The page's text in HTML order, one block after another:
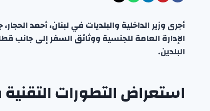
أجرى وزير الداخلية والبلديات في لبنان، أحمد
الإدارة العامة للجنسية ووثائق السفر إلى جانب
البلدين.
استعراض التطورات